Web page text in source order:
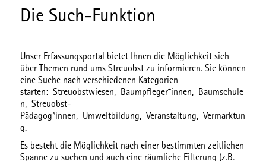
Die Such-Funktion
Unser Erfassungsportal bietet Ihnen die Möglichkeit sich
über Themen rund ums Streuobst zu informieren. Sie können
eine Suche nach verschiedenen Kategorien
starten: Streuobstwiesen, Baumpfleger*innen, Baumschule
n, Streuobst-
Pädagog*innen, Umweltbildung,Veranstaltung,Vermarktun
g.
Es besteht die Möglichkeit nach einer bestimmten zeitlichen
Spannezu suchen und auch eine räumliche Filterung (z.B.